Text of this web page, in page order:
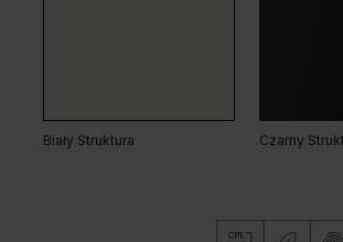
Biały Struktura Czarny